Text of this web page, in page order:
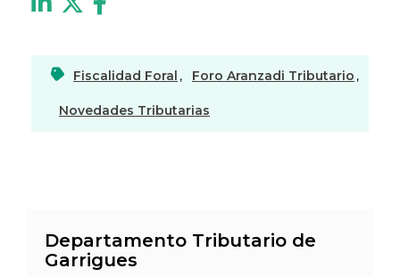
Fiscalidad Foral , Foro Aranzadi Tributario ,
Novedades Tributarias
Departamento Tributario de
Garrigues